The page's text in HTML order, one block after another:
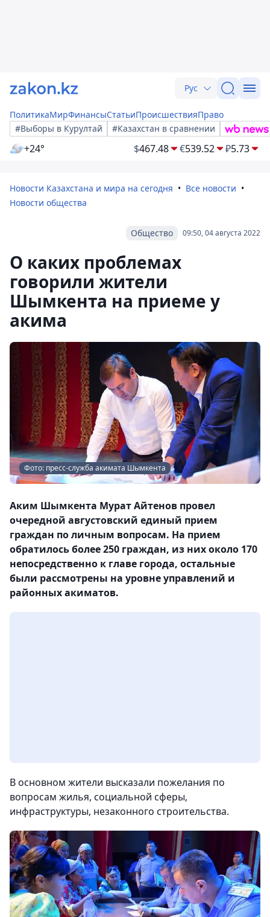
Рус
ПолитикаМирФинансыСтатьиПроисшествияПраво
#Выборы в Курултай
#Казахстан в сравнении
+24° $467.48 €539.52 ₽5.73
Новости Казахстана и мира на сегодня
Все новости
Новости общества
09:50, 04 августа 2022
Общество
О каких проблемах
говорили жители
Шымкента на приеме у
акима
Фото: пресс-служба акимата Шымкента
Аким Шымкента Мурат Айтенов провел
очередной августовский единый прием
граждан по личным вопросам. На прием
обратилось более 250 граждан, из них около 170
непосредственно к главе города, остальные
были рассмотрены на уровне управлений и
районных акиматов.
В основном жители высказали пожелания по
вопросам жилья, социальной сферы,
инфраструктуры, незаконного строительства.